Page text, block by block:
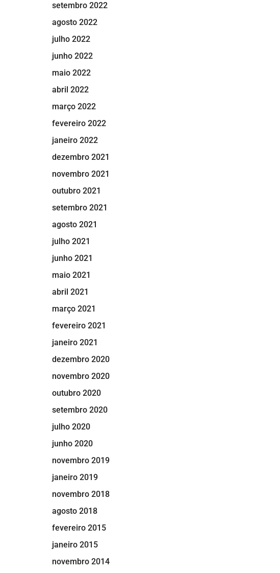
setembro 2022
agosto 2022
julho 2022
junho 2022
maio 2022
abril 2022
março 2022
fevereiro 2022
janeiro 2022
dezembro 2021
novembro 2021
outubro 2021
setembro 2021
agosto 2021
julho 2021
junho 2021
maio 2021
abril 2021
março 2021
fevereiro 2021
janeiro 2021
dezembro 2020
novembro 2020
outubro 2020
setembro 2020
julho 2020
junho 2020
novembro 2019
janeiro 2019
novembro 2018
agosto 2018
fevereiro 2015
janeiro 2015
novembro 2014